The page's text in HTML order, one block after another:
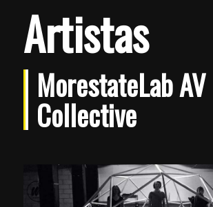
Artistas
MorestateLab AV
Collective